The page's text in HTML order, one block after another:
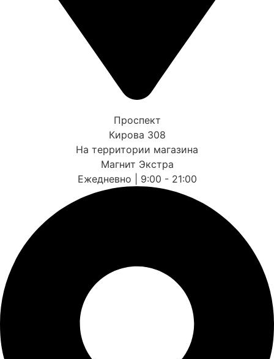
Проспект
Кирова 308
На территории магазина
Магнит Экстра
Ежедневно | 9:00 - 21:00